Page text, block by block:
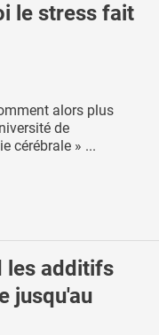
le stress fait
alors plus
de
cérébrale » ...
les additifs
jusqu'au